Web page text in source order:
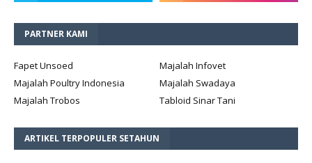
PARTNER KAMI
Fapet Unsoed
Majalah Infovet
Majalah Poultry Indonesia
Majalah Swadaya
Majalah Trobos
Tabloid Sinar Tani
ARTIKEL TERPOPULER SETAHUN